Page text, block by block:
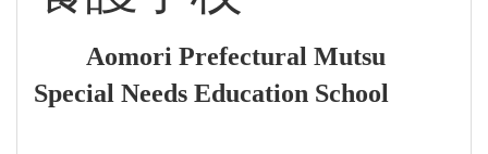
Aomori Prefectural Mutsu
Special Needs Education School